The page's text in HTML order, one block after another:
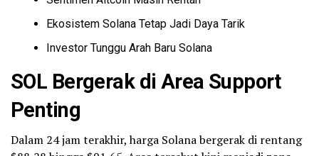
Ekosistem Solana Tetap Jadi Daya Tarik
Investor Tunggu Arah Baru Solana
SOL Bergerak di Area Support
Penting
Dalam 24 jam terakhir, harga Solana bergerak di rentang